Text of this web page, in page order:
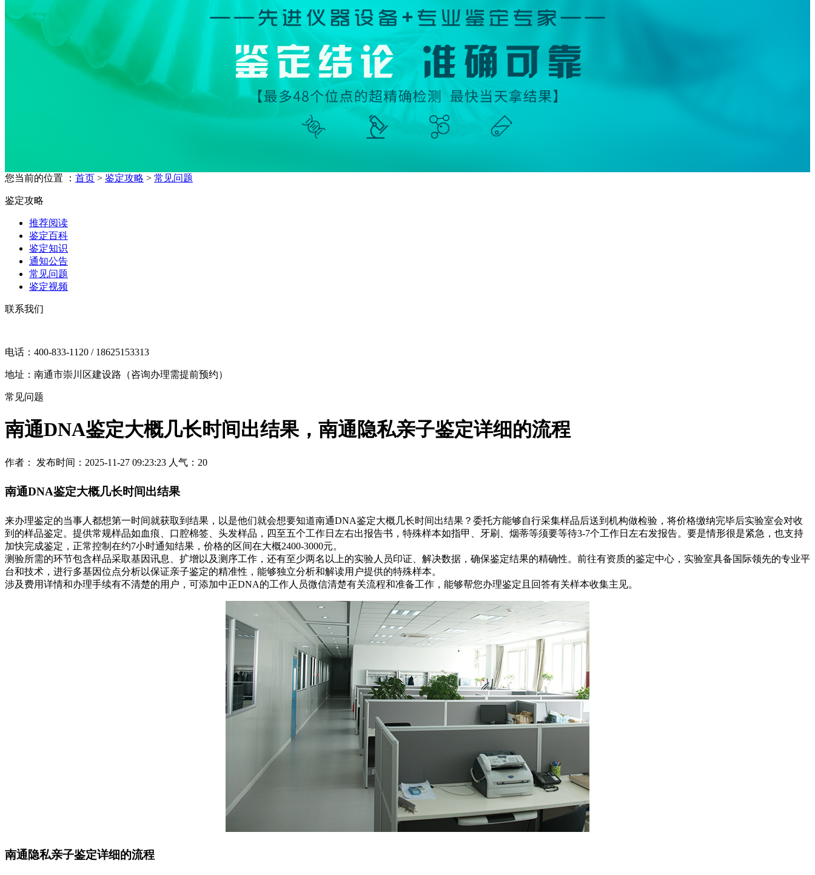
您当前的位置 ： 首页 > 鉴定攻略 > 常见问题
鉴定攻略
推荐阅读
鉴定百科
鉴定知识
通知公告
常见问题
鉴定视频
联系我们
电话：400-833-1120 / 18625153313
地址：南通市崇川区建设路（咨询办理需提前预约）
常见问题
南通DNA鉴定大概几长时间出结果，南通隐私亲子鉴定详细的流程
作者： 发布时间：2025-11-27 09:23:23 人气： 20
南通DNA鉴定大概几长时间出结果
来办理鉴定的当事人都想第一时间就获取到结果，以是他们就会想要知道南通DNA鉴定大概几长时间出结果？委托方能够自行采集样品后送到机构做检验，将价格缴纳完毕后实验室会对收
到的样品鉴定。提供常规样品如血痕、口腔棉签、头发样品，四至五个工作日左右出报告书，特殊样本如指甲、牙刷、烟蒂等须要等待3-7个工作日左右发报告。要是情形很是紧急，也支持
加快完成鉴定，正常控制在约7小时通知结果，价格的区间在大概2400-3000元。
测验所需的环节包含样品采取基因讯息、扩增以及测序工作，还有至少两名以上的实验人员印证、解决数据，确保鉴定结果的精确性。前往有资质的鉴定中心，实验室具备国际领先的专业平
台和技术，进行多基因位点分析以保证亲子鉴定的精准性，能够独立分析和解读用户提供的特殊样本。
涉及费用详情和办理手续有不清楚的用户，可添加中正DNA的工作人员微信清楚有关流程和准备工作，能够帮您办理鉴定且回答有关样本收集主见。
南通隐私亲子鉴定详细的流程